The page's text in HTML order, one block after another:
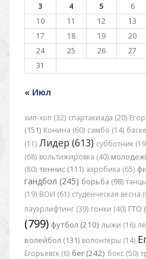
3
4 5 6
10
11 12 13
17
18 19 20
24
25 26 27
31
« Июл
хип-хоп (32) спартакиада (20)
(151) Конина (60) самбо (14)
(11) Лидер (613) субботник
(68) вольтижировка (40)
(80) теннис (111) аэробика (65)
гандбол (245) борьба (98)
(19) ВОИ (61) студенческая весна
пауэрлифтинг (39) гонки (40) ГТО
(799) футбол (210) лыжи (16)
волейбол (131) волонтеры (14)
Егорьевск (6) бег (242) бокс (50)